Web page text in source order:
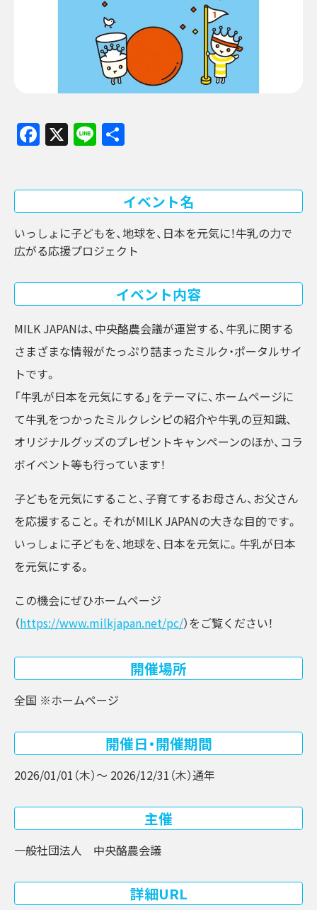
Facebook
X Line
イベント名
いっしょに子どもを、地球を、日本を元気に！牛乳の力で
広がる応援プロジェクト
イベント内容
MILK JAPANは、中央酪農会議が運営する、牛乳に関する
さまざまな情報がたっぷり詰まったミルク・ポータルサイ
トです。
「牛乳が日本を元気にする」をテーマに、ホームページに
て牛乳をつかったミルクレシピの紹介や牛乳の豆知識、
オリジナルグッズのプレゼントキャンペーンのほか、コラ
ボイベント等も行っています！
子どもを元気にすること、子育てするお母さん、お父さん
を応援すること。それがMILK JAPANの大きな目的です。
いっしょに子どもを、地球を、日本を元気に。牛乳が日本
を元気にする。
この機会にぜひホームページ
（https://www.milkjapan.net/pc/）をご覧ください！
開催場所
全国 ※ホームページ
開催日・開催期間
2026/01/01（木）〜 2026/12/31（木）通年
主催
一般社団法人 中央酪農会議
詳細URL